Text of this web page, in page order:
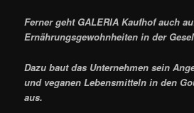
Ferner geht GALERIA Kaufhof auch
Ernährungsgewohnheiten in der
Dazu baut das Unternehmen sein
und veganen Lebensmitteln in den
aus.